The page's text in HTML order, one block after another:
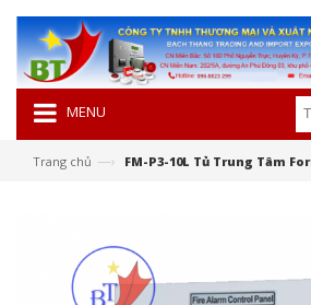
MENU
Trang chủ —› FM-P3-10L Tủ Trung Tâm